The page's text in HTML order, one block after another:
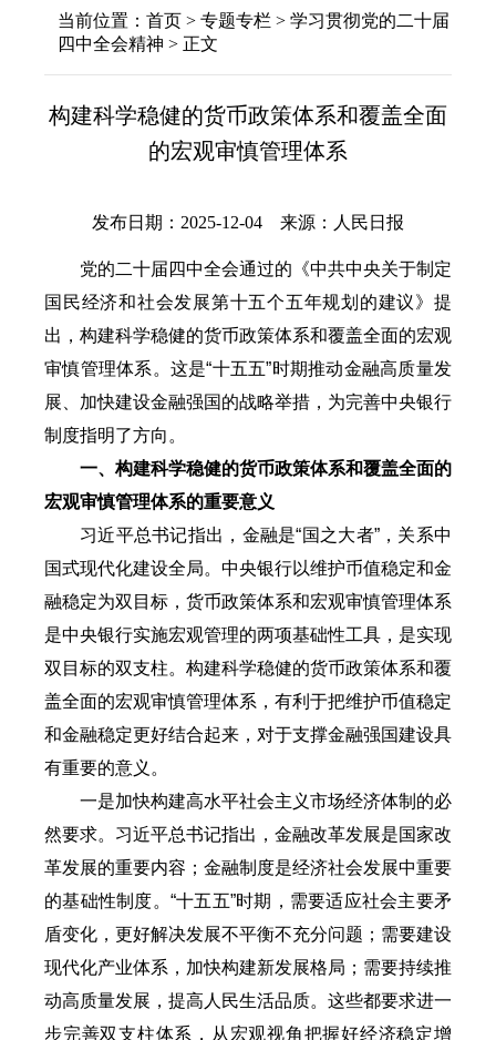
当前位置： 首页 > 专题专栏 > 学习贯彻党的二十届
四中全会精神 > 正文
构建科学稳健的货币政策体系和覆盖全面
的宏观审慎管理体系
发布日期：2025-12-04 来源：人民日报
党的二十届四中全会通过的《中共中央关于制定
国民经济和社会发展第十五个五年规划的建议》提
出，构建科学稳健的货币政策体系和覆盖全面的宏观
审慎管理体系。这是“十五五”时期推动金融高质量发
展、加快建设金融强国的战略举措，为完善中央银行
制度指明了方向。
一、构建科学稳健的货币政策体系和覆盖全面的
宏观审慎管理体系的重要意义
习近平总书记指出，金融是“国之大者”，关系中
国式现代化建设全局。中央银行以维护币值稳定和金
融稳定为双目标，货币政策体系和宏观审慎管理体系
是中央银行实施宏观管理的两项基础性工具，是实现
双目标的双支柱。构建科学稳健的货币政策体系和覆
盖全面的宏观审慎管理体系，有利于把维护币值稳定
和金融稳定更好结合起来，对于支撑金融强国建设具
有重要的意义。
一是加快构建高水平社会主义市场经济体制的必
然要求。习近平总书记指出，金融改革发展是国家改
革发展的重要内容；金融制度是经济社会发展中重要
的基础性制度。“十五五”时期，需要适应社会主要矛
盾变化，更好解决发展不平衡不充分问题；需要建设
现代化产业体系，加快构建新发展格局；需要持续推
动高质量发展，提高人民生活品质。这些都要求进一
步完善双支柱体系，从宏观视角把握好经济稳定增